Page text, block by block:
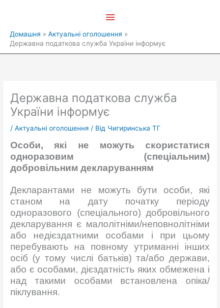
меню
Домашня
Актуальні оголошення
Державна податкова служба України інформує
Державна податкова служба
України інформує
/Актуальні оголошення / Від Чигиринська ТГ
Особи, які не можуть скористатися
одноразовим (спеціальним)
добровільним декларуванням
Декларантами не можуть бути особи, які
станом на дату початку періоду
одноразового (спеціального) добровільного
декларування є малолітніми/неповнолітніми
або недієздатними особами і при цьому
перебувають на повному утриманні інших
осіб (у тому числі батьків) та/або держави,
або є особами, дієздатність яких обмежена і
над такими особами встановлена опіка/
піклування.